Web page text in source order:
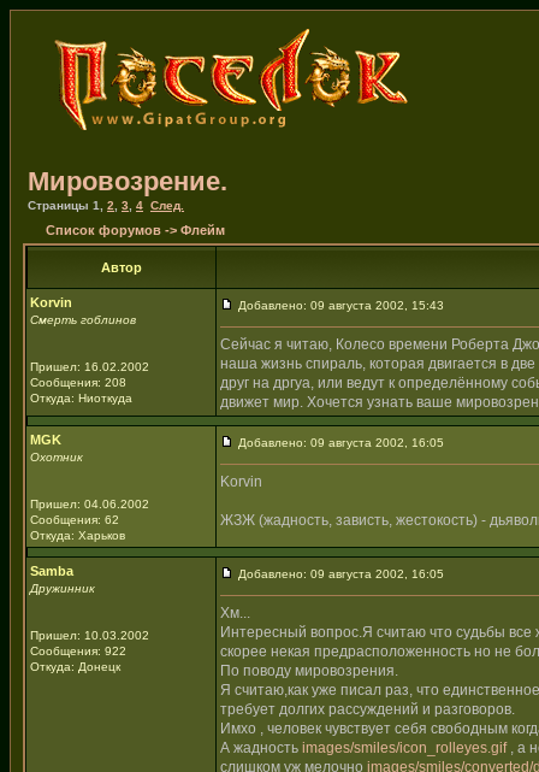
Мировозрение.
Страницы 1 2 3 4 След.
Список форумов -> Флейм
Автор
Korvin
Смерть гоблинов
Пришел: 16.02.2002
Сообщения: 208
Откуда: Ниоткуда
Добавлено: 09 августа 2002, 15:43
Сейчас я читаю, Колесо времени Роберта
наша жизнь спираль, которая двигается в
друг на дргуа, или ведут к определённому
движет мир. Хочется узнать ваше
MGK
Охотник
Пришел: 04.06.2002
Сообщения: 62
Откуда: Харьков
Добавлено: 09 августа 2002, 16:05
Korvin
ЖЗЖ (жадность, зависть, жестокость) -
Samba
Дружинник
Пришел: 10.03.2002
Сообщения: 922
Откуда: Донецк
Добавлено: 09 августа 2002, 16:05
Хм...
Интересный вопрос.Я считаю что судьбы все
скорее некая предрасположенность но не
По поводу мировозрения.
Я считаю,как уже писал раз, что
требует долгих рассуждений и разговоров.
Имхо , человек чувствует себя свободным
А жадность images/smiles/icon_rolleyes.gif, а
слишком уж мелочно images/smiles/converted/